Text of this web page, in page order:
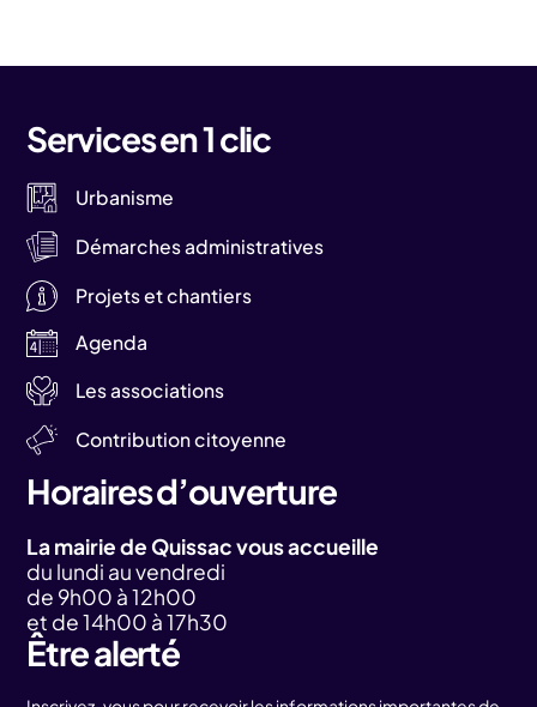
Services en 1 clic
Urbanisme
Démarches administratives
Projets et chantiers
Agenda
Les associations
Contribution citoyenne
Horaires d’ouverture
La mairie de Quissac vous accueille
du lundi au vendredi
de 9h00 à 12h00
et de 14h00 à 17h30
Être alerté